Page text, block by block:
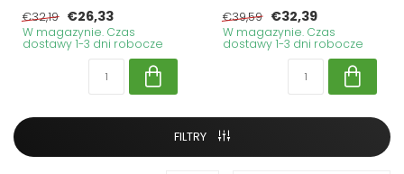
€32,19 €26,33
W magazynie. Czas
dostawy 1-3 dni robocze
€39,59 €32,39
W magazynie. Czas
dostawy 1-3 dni robocze
FILTRY